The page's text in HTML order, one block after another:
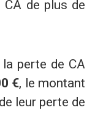
de plus de
perte de CA
€, le montant
leur perte de